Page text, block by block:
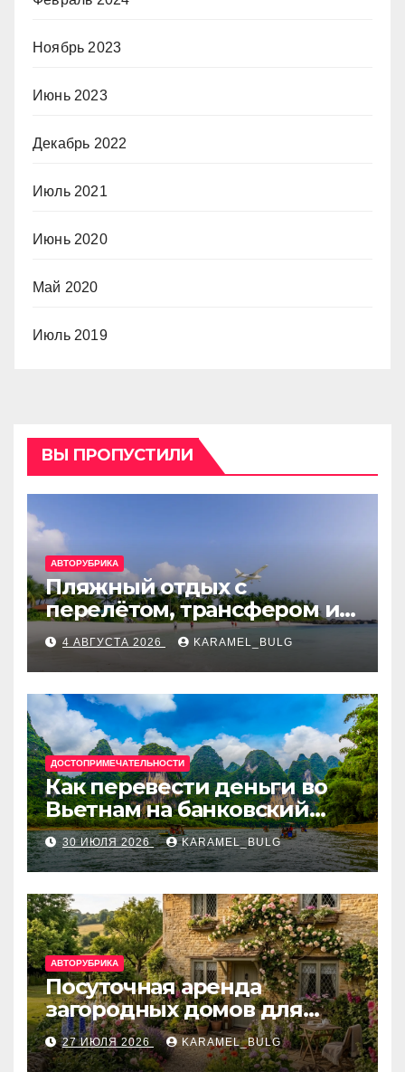
Ноябрь 2023
Июнь 2023
Декабрь 2022
Июль 2021
Июнь 2020
Май 2020
Июль 2019
ВЫ ПРОПУСТИЛИ
АВТОРУБРИКА
Пляжный отдых с
перелётом, трансфером и
отелем на Мальдивах, в
Турции, Греции, Таиланде
и Европе
4 АВГУСТА 2026 KARAMEL_BULG
ДОСТОПРИМЕЧАТЕЛЬНОСТИ
Как перевести деньги во
Вьетнам на банковский
счёт: VietcomBank, BIDV,
Techcombank и другие
банки
30 ИЮЛЯ 2026 KARAMEL_BULG
АВТОРУБРИКА
Посуточная аренда
загородных домов для
отдыха
27 ИЮЛЯ 2026 KARAMEL_BULG